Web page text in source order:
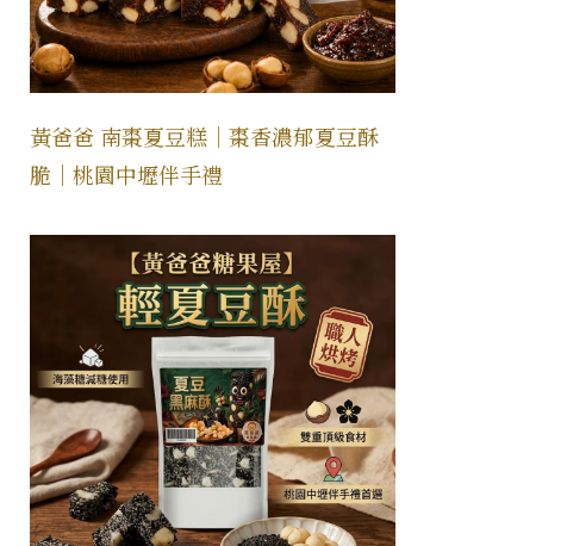
黃爸爸 南棗夏豆糕｜棗香濃郁夏豆酥
脆｜桃園中壢伴手禮